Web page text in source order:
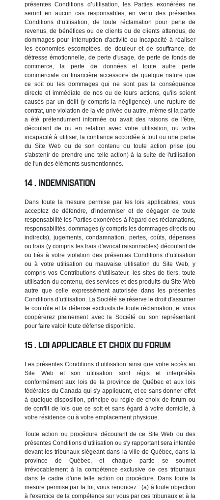
présentes Conditions d’utilisation, les Parties exonérées ne
seront en aucun cas responsables, en vertu des présentes
Conditions d’utilisation, de toute réclamation pour perte de
revenus, de bénéfices ou de clients ou de clients attendus, de
dommages pour interruption d'activité ou incapacité à réaliser
les économies escomptées, de douleur et de souffrance, de
détresse émotionnelle, de perte d'usage, de perte de fonds de
commerce, la perte de données et toute autre perte
commerciale ou financière accessoire de quelque nature que
ce soit ou les dommages qui ne sont pas la conséquence
directe et immédiate de nos ou de leurs actions, qu'ils soient
causés par un délit (y compris la négligence), une rupture de
contrat, une violation de la vie privée ou autre, même si la partie
a été prétendument informée ou avait des raisons de l'être,
découlant de ou en relation avec votre utilisation, ou votre
incapacité à utiliser, la confiance accordée à tout ou une partie
du Site Web ou de son contenu ou toute action prise (ou
s'abstenir de prendre une telle action) à la suite de l'utilisation
de l'un des éléments susmentionnés.
INDEMNISATION
Dans toute la mesure permise par les lois applicables, vous
acceptez de défendre, d'indemniser et de dégager de toute
responsabilité les Parties exonérées à l'égard des réclamations,
responsabilités, dommages (y compris les dommages directs ou
indirects), jugements, condamnation, pertes, coûts, dépenses
ou frais (y compris les frais d'avocat raisonnables) découlant de
ou liés à votre violation des présentes Conditions d’utilisation
ou à votre utilisation ou mauvaise utilisation du Site Web, y
compris vos Contributions d'utilisateur, les sites de tiers, toute
utilisation du contenu, des services et des produits du Site Web
autre que celle expressément autorisée dans les présentes
Conditions d’utilisation. La Société se réserve le droit d'assumer
le contrôle et la défense exclusifs de toute réclamation, et vous
coopérerez pleinement avec la Société ou son représentant
pour faire valoir toute défense disponible.
LOI APPLICABLE ET CHOIX DU FORUM
Les présentes Conditions d’utilisation ainsi que votre accès au
Site Web et son utilisation sont régis et interprétés
conformément aux lois de la province de Québec et aux lois
fédérales du Canada qui s'y appliquent, et ce sans donner effet
à quelque disposition, principe ou règle de choix de forum ou
de conflit de lois que ce soit et sans égard à votre domicile, à
votre résidence ou à votre emplacement physique.
Toute action ou procédure découlant de ce Site Web ou des
présentes Conditions d’utilisation ou s'y rapportant sera intentée
devant les tribunaux siégeant dans la ville de Québec, dans la
province de Québec, et chaque partie se soumet
irrévocablement à la compétence exclusive de ces tribunaux
dans le cadre d'une telle action ou procédure. Dans toute la
mesure permise par la loi, vous renoncez : (a) à toute objection
à l'exercice de la compétence sur vous par ces tribunaux et à la